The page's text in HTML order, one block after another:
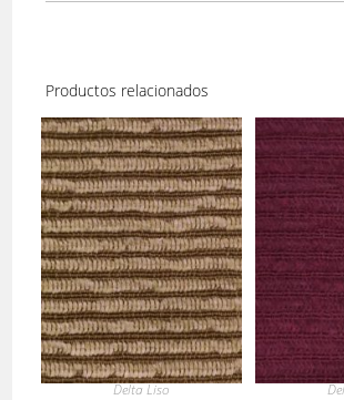
Productos relacionados
Delta Liso